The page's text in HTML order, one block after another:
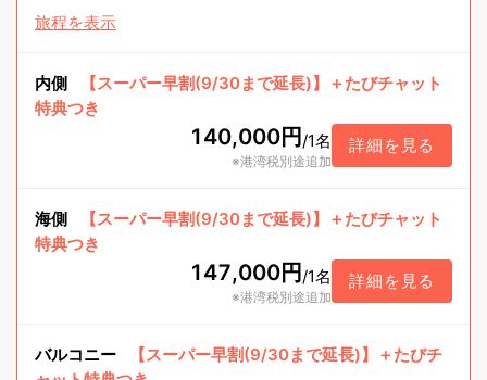
旅程を表示
内側
【スーパー早割(9/30まで延長)】＋たびチャット
特典つき
140,000円/1名
※港湾税別途追加
詳細を見る
海側
【スーパー早割(9/30まで延長)】＋たびチャット
特典つき
147,000円/1名
※港湾税別途追加
詳細を見る
バルコニー
【スーパー早割(9/30まで延長)】＋たびチ